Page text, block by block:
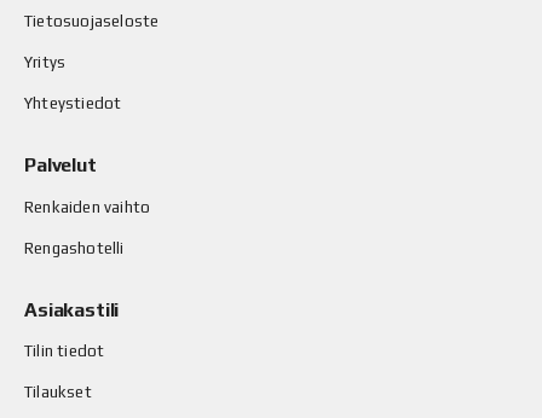
Tietosuojaseloste
Yritys
Yhteystiedot
Palvelut
Renkaiden vaihto
Rengashotelli
Asiakastili
Tilin tiedot
Tilaukset